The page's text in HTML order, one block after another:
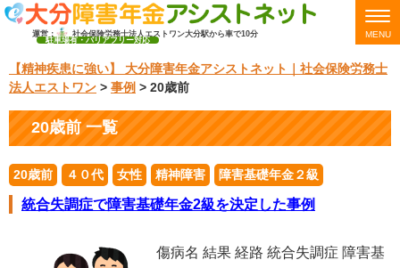
運営： 社会保険労務士法人エストワン大分駅から車で10分
駐車場有・バリアフリー対応
MENU
【精神疾患に強い】 大分障害年金アシストネット｜社会保険労務士
法人エストワン > 事例 > 20歳前
20歳前 一覧
20歳前 ４０代 女性 精神障害 障害基礎年金２級
統合失調症で障害基礎年金2級を決定した事例
傷病名 結果 経路 統合失調症 障害基